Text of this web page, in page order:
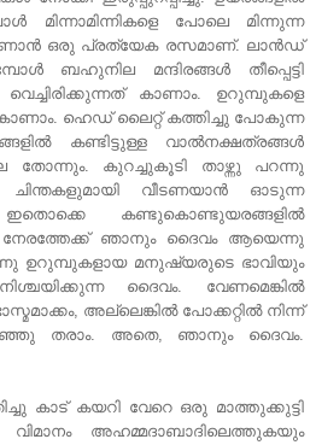
മിന്നാമിന്നികളെ പോലെ മിന്നുന്ന
ഒരു പ്രത്യേക രസമാണ്. ലാന്‍ഡ്‌
ബഹുനില മന്ദിരങ്ങള്‍ തീപ്പെട്ടി
കാണാം. ഉറുമ്പുകളെ
ഹെഡ് ലൈറ്റ് കത്തിച്ചു പോകുന്ന
കണ്ടിട്ടുള്ള വാല്‍നക്ഷത്രങ്ങള്‍
തോന്നും. കുറച്ചുകൂടി താഴ്ന്നു പറന്നു
വീടണയാന്‍ ഓടുന്ന
കണ്ടുകൊണ്ടുയരങ്ങളില്‍
നേരത്തേക്ക്‌ ഞാനും ദൈവം ആയെന്നു
ഉറുമ്പുകളായ മനുഷ്യരുടെ ഭാവിയും
ദൈവം. വേണമെങ്കില്‍
അല്ലെങ്കില്‍ പോക്കറ്റില്‍ നിന്ന്
തരാം. അതെ, ഞാനും ദൈവം.
കാട് കയറി വേറെ ഒരു മാത്തുക്കുട്ടി
അഹമ്മദാബാദിലെത്തുകയും